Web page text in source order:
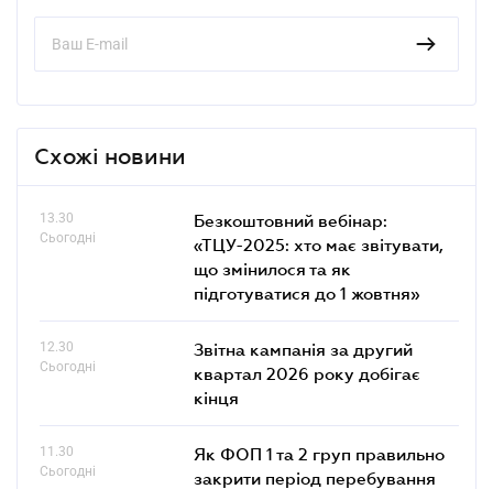
Схожі новини
13.30
Сьогодні
Безкоштовний вебінар:
«ТЦУ-2025: хто має звітувати,
що змінилося та як
підготуватися до 1 жовтня»
12.30
Сьогодні
Звітна кампанія за другий
квартал 2026 року добігає
кінця
11.30
Сьогодні
Як ФОП 1 та 2 груп правильно
закрити період перебування